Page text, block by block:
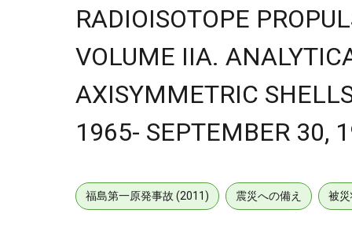
RADIOISOTOPE
VOLUME IIA.
AXISYMMETRIC
1965- SEPTEMBER 30,
福島第一原発事故 (2011) 震災への備え 被災